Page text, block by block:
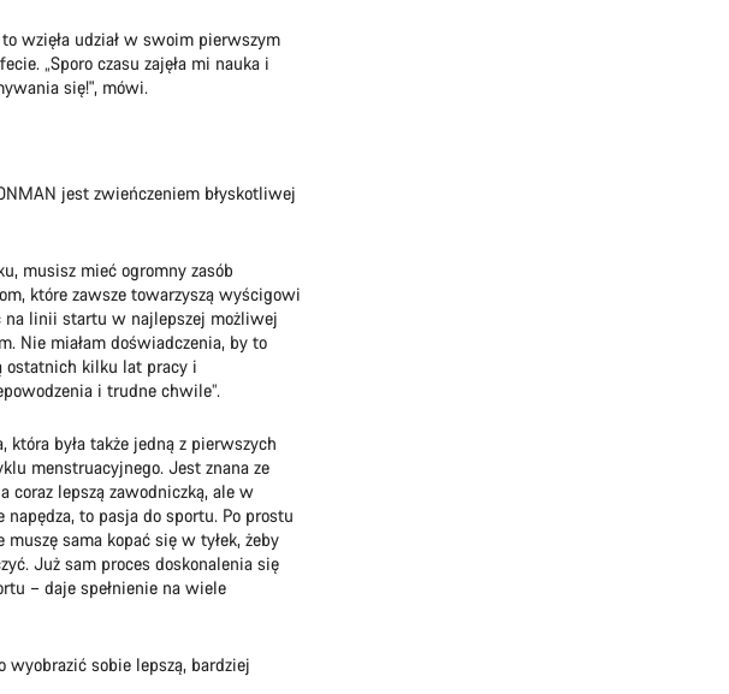
wzięła udział w swoim pierwszym
„Sporo czasu zajęła mi nauka i
się!", mówi.
jest zwieńczeniem błyskotliwej
musisz mieć ogromny zasób
które zawsze towarzyszą wyścigowi
na linii startu w najlepszej możliwej
Nie miałam doświadczenia, by to
ostatnich kilku lat pracy i
i trudne chwile”.
była także jedną z pierwszych
menstruacyjnego. Jest znana ze
coraz lepszą zawodniczką, ale w
to pasja do sportu. Po prostu
sama kopać się w tyłek, żeby
Już sam proces doskonalenia się
– daje spełnienie na wiele
wyobrazić sobie lepszą, bardziej